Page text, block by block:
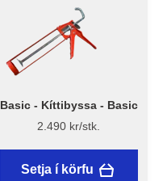
Basic - Kíttibyssa - Basic
2.490 kr/stk.
Setja í körfu